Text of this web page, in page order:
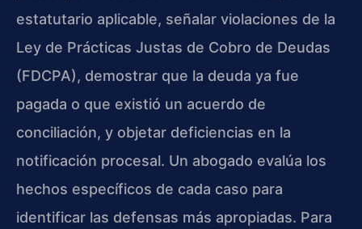
estatutario aplicable, señalar violaciones de la
Ley de Prácticas Justas de Cobro de Deudas
(FDCPA), demostrar que la deuda ya fue
pagada o que existió un acuerdo de
conciliación, y objetar deficiencias en la
notificación procesal. Un abogado evalúa los
hechos específicos de cada caso para
identificar las defensas más apropiadas. Para